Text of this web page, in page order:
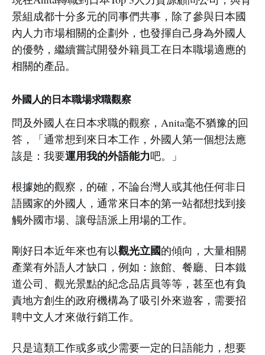
景組成都十分多元的同事們共事，除了參與日本國
內人力市場相關的企劃外，也發揮自己身為外國人
的優勢，繼續嘗試開發外籍員工在日本職場適應的
相關的產品。
外國人的日本職場求職觀察
問及外國人在日本求職的觀察，Anita毫不猶豫的回
答，「通常想到來日本工作，外國人第一個想法應
該是：我要運用我的外語能力吧。」
根據她的觀察，的確，不論台灣人或其他任何非日
語國家的外國人，通常來日本的第一站都想找到接
觸外國市場、讓母語派上用場的工作。
剛好日本近年來也有以觀光立國的傾向，大量相關
產業有外語人才缺口，例如：旅館、餐廳、日本鐵
道公司、觀光景點的紀念品店員等等，甚至也有負
責地方創生的政府機構為了吸引外來遊客，需要招
聘中文人才來做行銷工作。
只是這類工作或多或少需要一定的日語能力，想要